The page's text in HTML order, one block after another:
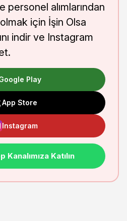
personel alımlarından
için İşin Olsa
indir ve Instagram
Play
App Store
Instagram
Kanalımıza Katılın